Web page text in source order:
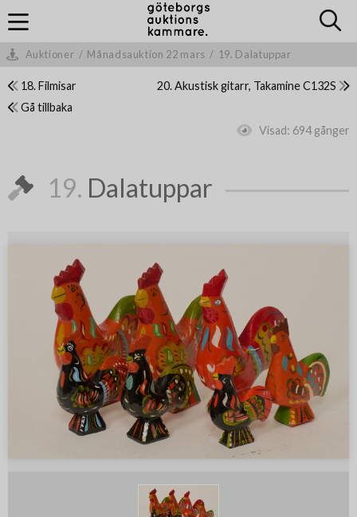
Auktioner / Månadsauktion 22 mars / 19. Dalatuppar
18. Filmisar
20. Akustisk gitarr, Takamine C132S
Gå tillbaka
Visad: 694 gånger
19. Dalatuppar